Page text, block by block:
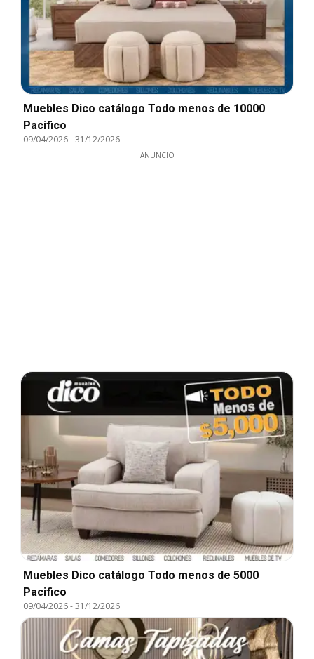
Muebles Dico catálogo Todo menos de 10000
Pacifico
09/04/2026-31/12/2026
ANUNCIO
Muebles Dico catálogo Todo menos de 5000
Pacifico
09/04/2026-31/12/2026